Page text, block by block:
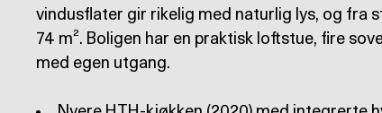
vindusflater gir rikelig med naturlig lys, og fra
74 m². Boligen har en praktisk loftstue, fire
med egen utgang.